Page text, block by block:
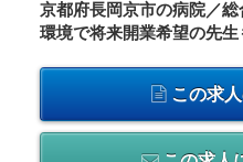
京都府長岡京市の病院／
環境で将来開業希望の先生
この求